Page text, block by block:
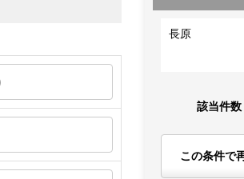
長原
該当件数
この条件で